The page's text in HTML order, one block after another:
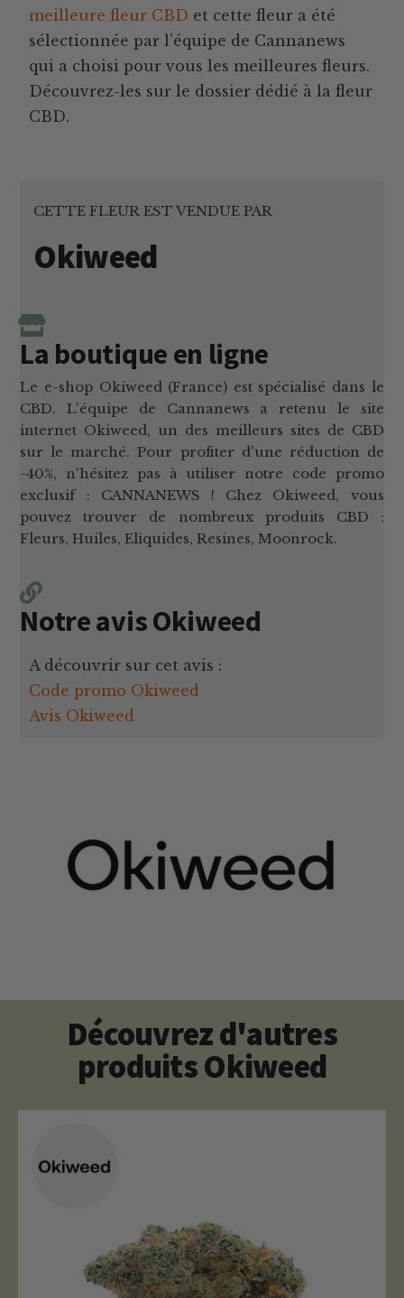
meilleure fleur CBD et cette fleur a été
sélectionnée par l’équipe de Cannanews
qui a choisi pour vous les meilleures fleurs.
Découvrez-les sur le dossier dédié à la fleur
CBD.
CETTE FLEUR EST VENDUE PAR
Okiweed
La boutique en ligne
Le e-shop Okiweed (France) est spécialisé dans le
CBD. L'équipe de Cannanews a retenu le site
internet Okiweed, un des meilleurs sites de CBD
sur le marché. Pour profiter d'une réduction de
-40%, n'hésitez pas à utiliser notre code promo
exclusif : CANNANEWS ! Chez Okiweed, vous
pouvez trouver de nombreux produits CBD :
Fleurs, Huiles, Eliquides, Resines, Moonrock.
Notre avis Okiweed
A découvrir sur cet avis :
Code promo Okiweed
Avis Okiweed
Découvrez d'autres
produits Okiweed